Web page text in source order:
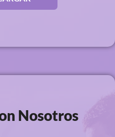
Nosotros